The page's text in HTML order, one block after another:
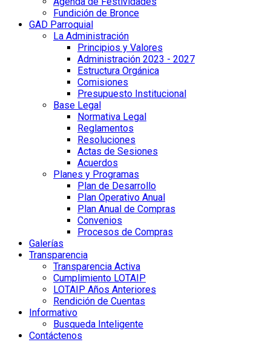
Fundición de Bronce
GAD Parroquial
La Administración
Principios y Valores
Administración 2023 - 2027
Estructura Orgánica
Comisiones
Presupuesto Institucional
Base Legal
Normativa Legal
Reglamentos
Resoluciones
Actas de Sesiones
Acuerdos
Planes y Programas
Plan de Desarrollo
Plan Operativo Anual
Plan Anual de Compras
Convenios
Procesos de Compras
Galerías
Transparencia
Transparencia Activa
Cumplimiento LOTAIP
LOTAIP Años Anteriores
Rendición de Cuentas
Informativo
Busqueda Inteligente
Contáctenos